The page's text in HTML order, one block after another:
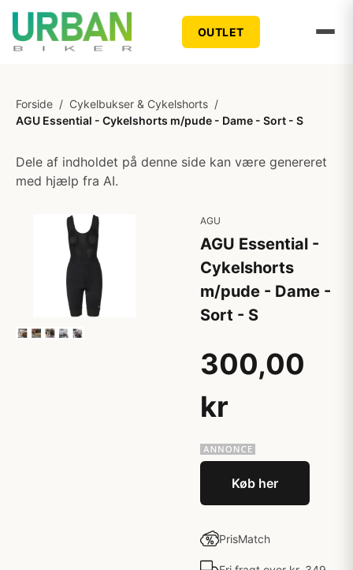
OUTLET
Forside / Cykelbukser & Cykelshorts /
AGU Essential - Cykelshorts m/pude - Dame - Sort - S
Dele af indholdet på denne side kan være genereret
med hjælp fra AI.
AGU
AGU Essential -
Cykelshorts
m/pude - Dame -
Sort - S
300,00
kr
Køb her
PrisMatch